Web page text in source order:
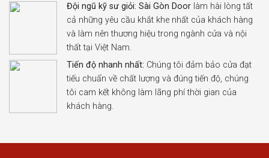
Đội ngũ kỹ sư giỏi: Sài Gòn Door làm hài lòng tất
cả những yêu cầu khắt khe nhất của khách hàng
và làm nên thương hiệu trong ngành cửa và nội
thất tại Việt Nam.
Tiến độ nhanh nhất: Chúng tôi đảm bảo cửa đạt
tiếu chuẩn về chất lượng và đúng tiến độ, chúng
tôi cam kết không làm lãng phí thời gian của
khách hàng.